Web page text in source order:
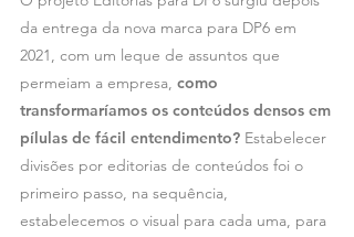
da entrega da nova marca para DP6 em
2021, com um leque de assuntos que
permeiam a empresa, como
transformaríamos os conteúdos densos em
pílulas de fácil entendimento? Estabelecer
divisões por editorias de conteúdos foi o
primeiro passo, na sequência,
estabelecemos o visual para cada uma, para